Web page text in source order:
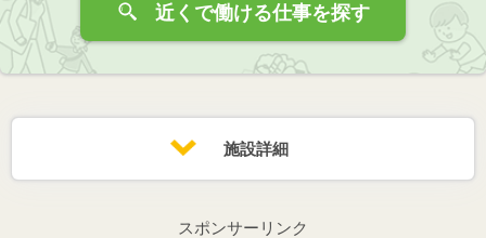
近くで働ける仕事を探す
施設詳細
スポンサーリンク